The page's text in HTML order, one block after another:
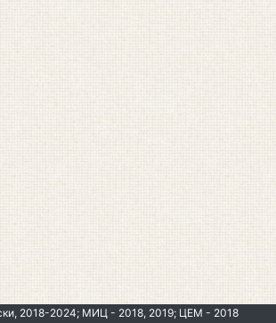
2018-2024; МИЦ - 2018, 2019; ЦЕМ - 2018